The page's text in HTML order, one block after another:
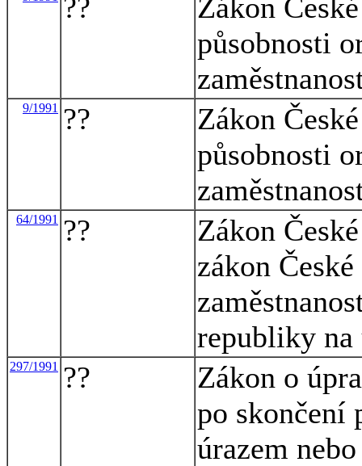
??
Zákon
působnosti
9/1991 ??
Zákon
působnosti
64/1991 ??
Zákon
zákon
republiky na
297/1991 ??
Zákon o
po skončení
úrazem